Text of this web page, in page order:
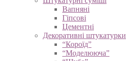
Вапняні
Гіпсові
Цементні
Декоративні штукатурки
“Короїд”
“Моделююча”